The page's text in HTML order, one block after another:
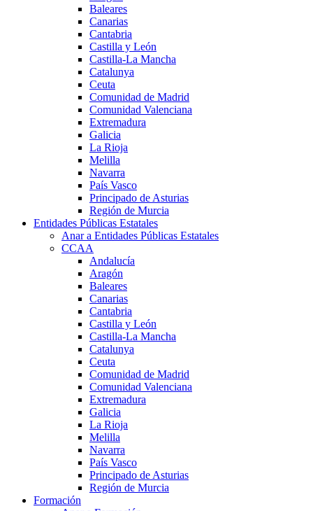
Baleares
Canarias
Cantabria
Castilla y León
Castilla-La Mancha
Catalunya
Ceuta
Comunidad de Madrid
Comunidad Valenciana
Extremadura
Galicia
La Rioja
Melilla
Navarra
País Vasco
Principado de Asturias
Región de Murcia
Entidades Públicas Estatales
Anar a Entidades Públicas Estatales
CCAA
Andalucía
Aragón
Baleares
Canarias
Cantabria
Castilla y León
Castilla-La Mancha
Catalunya
Ceuta
Comunidad de Madrid
Comunidad Valenciana
Extremadura
Galicia
La Rioja
Melilla
Navarra
País Vasco
Principado de Asturias
Región de Murcia
Formación